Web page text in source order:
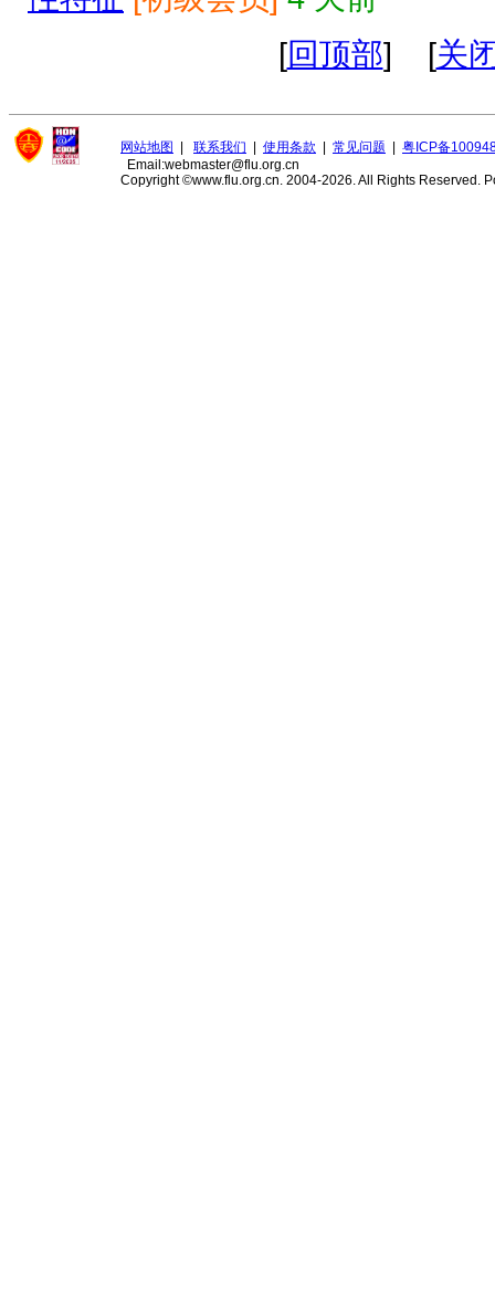
[回顶部] [关
网站地图 联系我们 使用条款 常见问题
粤ICP备
Email:webmaster@flu.org.cn
Copyright ©www.flu.org.cn. 2004-2026. All Rights Reserved.